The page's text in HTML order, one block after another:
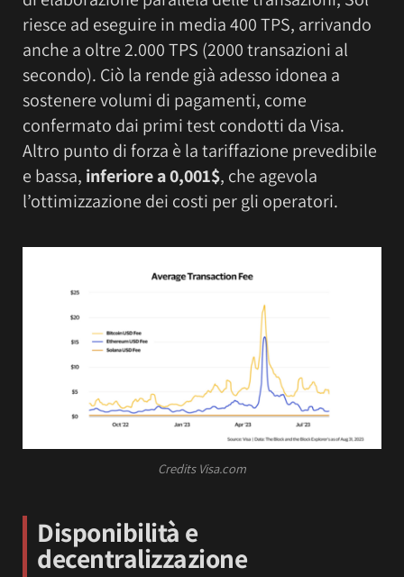
riesce ad eseguire in media 400 TPS, arrivando
anche a oltre 2.000 TPS (2000 transazioni al
secondo). Ciò la rende già adesso idonea a
sostenere volumi di pagamenti, come
confermato dai primi test condotti da Visa.
Altro punto di forza è la tariffazione prevedibile
e bassa, inferiore a 0,001$, che agevola
l’ottimizzazione dei costi per gli operatori.
Credits Visa.com
Disponibilità e
decentralizzazione